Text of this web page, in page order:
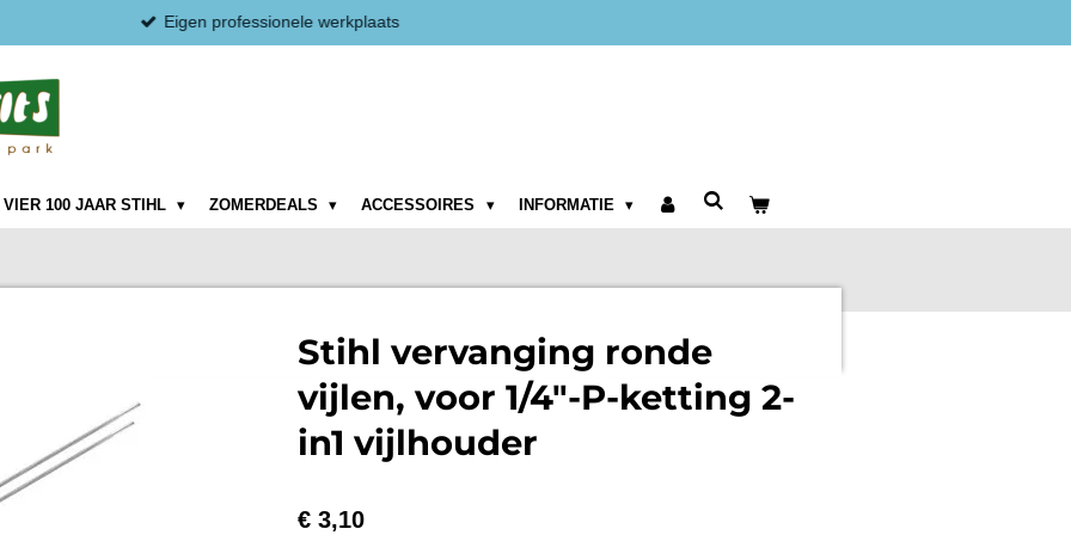
Eigen professionele werkplaats
VIER 100 JAAR STIHL ZOMERDEALS ACCESSOIRES INFORMATIE
Stihl vervanging ronde
vijlen, voor 1/4"-P-ketting 2-
in1 vijlhouder
€ 3,10